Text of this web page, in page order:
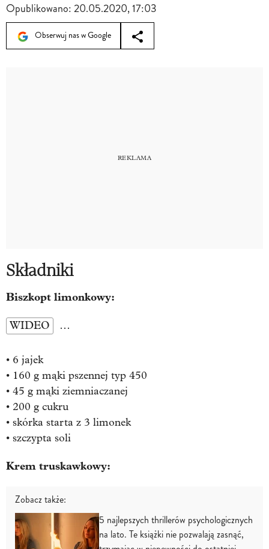
Opublikowano:20.05.2020, 17:03
Obserwuj nas w Google
Składniki
Biszkopt limonkowy:
WIDEO …
• 6 jajek
• 160 g mąki pszennej typ 450
• 45 g mąki ziemniaczanej
• 200 g cukru
• skórka starta z 3 limonek
• szczypta soli
Krem truskawkowy:
Zobacz także:
5 najlepszych thrillerów psychologicznych
na lato. Te książki nie pozwalają zasnąć,